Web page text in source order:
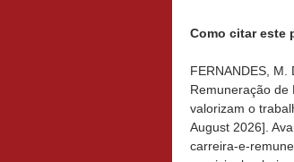
Como citar este
FERNANDES, M.
Remuneração de
valorizam o
August 2026].
carreira-e-